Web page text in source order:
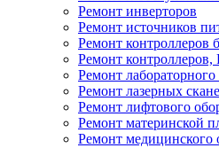
Ремонт инверторов
Ремонт источников
Ремонт контроллеров
Ремонт контроллеров,
Ремонт
Ремонт лазерных
Ремонт лифтового
Ремонт материнской
Ремонт медицинского